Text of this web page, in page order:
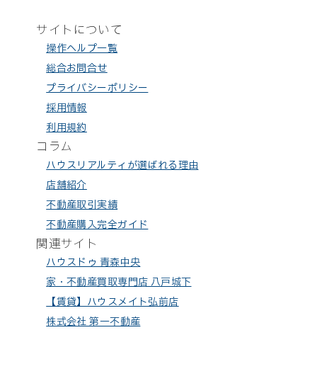
サイトについて
操作ヘルプ一覧
総合お問合せ
プライバシーポリシー
採用情報
利用規約
コラム
ハウスリアルティが選ばれる理由
店舗紹介
不動産取引実績
不動産購入完全ガイド
関連サイト
ハウスドゥ 青森中央
家・不動産買取専門店 八戸城下
【賃貸】ハウスメイト弘前店
株式会社 第一不動産